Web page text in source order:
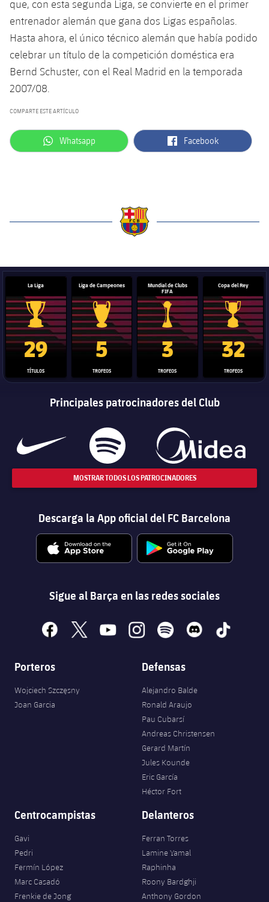
Jugadores
Calendario
Resultados
Fotos
Noticias
Voleibol masculino
Voleibol femenino
Apúntate a las amateurs
plusicon
más
Apúntate a las amateurs
Carnet de las Secciones Amateurs
PLUSICON
MÁS
League of Legends
VALORANT Rising
VALORANT Game Changers
que, con esta segunda Liga, se convierte en el primer
entrenador alemán que gana dos Ligas españolas.
Hasta ahora, el único técnico alemán que había podido
celebrar un título de la competición doméstica era
Bernd Schuster, con el Real Madrid en la temporada
2007/08.
COMPARTE ESTE ARTÍCULO
label.aria.whatsapp
Whatsapp label.aria.facebook
Facebook
La Liga
Trofeo de La Liga
29
TÍTULOS
Liga de Campeones
Trofeo de la Liga de Campeones
5
TROFEOS
Mundial de Clubs
FIFA
Trofeo del Mundial de
3
TROFEOS
Copa del Rey
Copa del
32
TROFEOS
Principales patrocinadores del Club
MOSTRAR TODOS LOS PATROCINADORES
Descarga la App oficial del FC Barcelona
Sigue al Barça en las redes sociales
facebook
x youtubeinstagramspotify discord tiktok
Porteros
Wojciech Szczęsny
Joan Garcia
Defensas
Alejandro Balde
Ronald Araujo
Pau Cubarsí
Andreas Christensen
Gerard Martín
Jules Kounde
Eric García
Héctor Fort
Centrocampistas
Gavi
Pedri
Fermín López
Marc Casadó
Frenkie de Jong
Delanteros
Ferran Torres
Lamine Yamal
Raphinha
Roony Bardghji
Anthony Gordon